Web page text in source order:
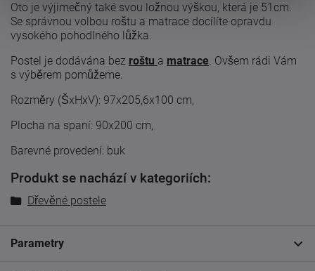
Oto je výjimečný také svou ložnou výškou, která je 51cm.
Se správnou volbou roštu a matrace docílíte opravdu
vysokého pohodlného lůžka.
Postel je dodávána bez roštu a matrace . Ovšem rádi Vám
s výběrem pomůžeme.
Rozměry (ŠxHxV): 97x205,6x100 cm,
Plocha na spaní: 90x200 cm,
Barevné provedení: buk
Produkt se nachází v kategoriích:
Dřevěné postele
Parametry